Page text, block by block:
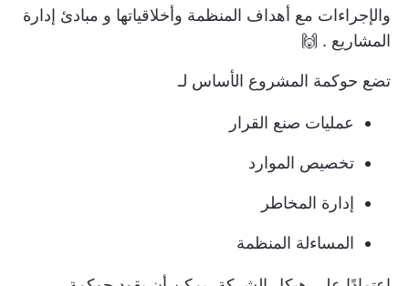
والإجراءات مع أهداف المنظمة وأخلاقياتها و مبادئ إدارة
المشاريع . 🙌
تضع حوكمة المشروع الأساس لـ
عمليات صنع القرار
تخصيص الموارد
إدارة المخاطر
المساءلة المنظمة